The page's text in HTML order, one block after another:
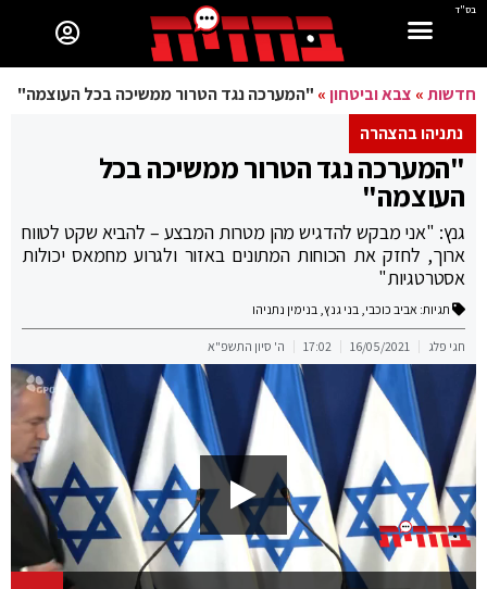
בס"ד
חדשות» צבא וביטחון» "המערכה נגד הטרור ממשיכה בכל העוצמה"
נתניהו בהצהרה
"המערכה נגד הטרור ממשיכה בכל
העוצמה"
גנץ: "אני מבקש להדגיש מהן מטרות המבצע – להביא שקט לטווח
ארוך, לחזק את הכוחות המתונים באזור ולגרוע מחמאס יכולות
אסטרטגיות"
תגיות: אביב כוכבי, בני גנץ, בנימין נתניהו
חגי פלג 16/05/2021
17:02 ה' סיון התשפ"א